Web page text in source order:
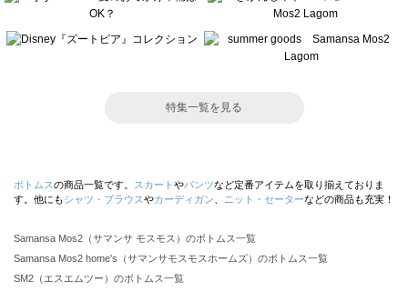
特集一覧を見る
ボトムスの商品一覧です。 スカート やパンツなど定番アイテムを取り揃えておりま
す。他にもシャツ・ブラウスやカーディガン ニット・セーターなどの商品も充実！
Samansa Mos2（サマンサ モスモス）のボトムス一覧
Samansa Mos2 home's（サマンサモスモスホームズ）のボトムス一覧
SM2（エスエムツー）のボトムス一覧